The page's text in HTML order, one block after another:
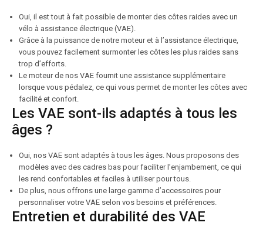
Oui, il est tout à fait possible de monter des côtes raides avec un
vélo à assistance électrique (VAE).
Grâce à la puissance de notre moteur et à l’assistance électrique,
vous pouvez facilement surmonter les côtes les plus raides sans
trop d’efforts.
Le moteur de nos VAE fournit une assistance supplémentaire
lorsque vous pédalez, ce qui vous permet de monter les côtes avec
facilité et confort.
Les VAE sont-ils adaptés à tous les
âges ?
Oui, nos VAE sont adaptés à tous les âges. Nous proposons des
modèles avec des cadres bas pour faciliter l’enjambement, ce qui
les rend confortables et faciles à utiliser pour tous.
De plus, nous offrons une large gamme d’accessoires pour
personnaliser votre VAE selon vos besoins et préférences.
Entretien et durabilité des VAE